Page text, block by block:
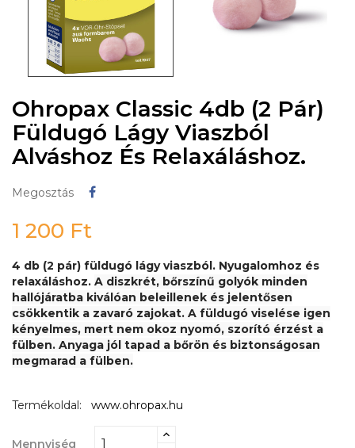
Ohropax Classic 4db (2 Pár)
Füldugó Lágy Viaszból
Alváshoz És Relaxáláshoz.
Megosztás
1 200 Ft
4 db (2 pár) füldugó lágy viaszból. Nyugalomhoz és
relaxáláshoz. A diszkrét, bőrszínű golyók minden
hallójáratba kiválóan beleillenek és jelentősen
csökkentik a zavaró zajokat. A füldugó viselése igen
kényelmes, mert nem okoz nyomó, szorító érzést a
fülben. Anyaga jól tapad a bőrön és biztonságosan
megmarad a fülben.
Termékoldal: www.ohropax.hu
Mennyiség